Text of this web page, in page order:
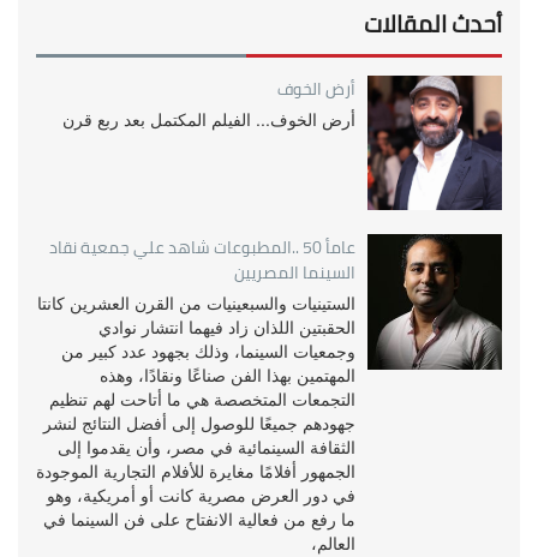
أحدث المقالات
أرض الخوف
أرض الخوف... الفيلم المكتمل بعد ربع قرن
عامأ 50 ..المطبوعات شاهد علي جمعية نقاد
السينما المصريين
الستينيات والسبعينيات من القرن العشرين كانتا
الحقبتين اللذان زاد فيهما انتشار نوادي
وجمعيات السينما، وذلك بجهود عدد كبير من
المهتمين بهذا الفن صناعًا ونقادًا، وهذه
التجمعات المتخصصة هي ما أتاحت لهم تنظيم
جهودهم جميعًا للوصول إلى أفضل النتائج لنشر
الثقافة السينمائية في مصر، وأن يقدموا إلى
الجمهور أفلامًا مغايرة للأفلام التجارية الموجودة
في دور العرض مصرية كانت أو أمريكية، وهو
ما رفع من فعالية الانفتاح على فن السينما في
العالم،